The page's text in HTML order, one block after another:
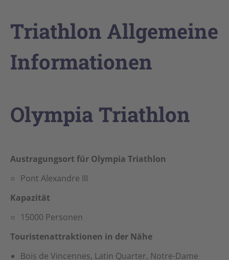
Triathlon Allgemeine
Informationen
Olympia Triathlon
Austragungsort für Olympia Triathlon
Pont Alexandre III
Kapazität
15000 Personen
Touristenattraktionen in der Nähe
Bois de Vincennes, Latin Quarter, Notre-Dame